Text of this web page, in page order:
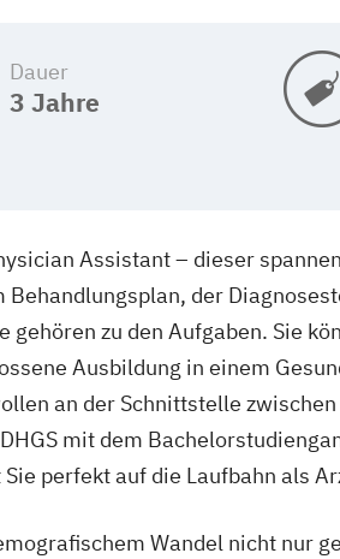
Dauer
3 Jahre
Assistant – dieser
der
zu den Aufgaben. Sie
Ausbildung in einem
an der Schnittstelle
mit dem
perfekt auf die Laufbahn als
Wandel nicht nur